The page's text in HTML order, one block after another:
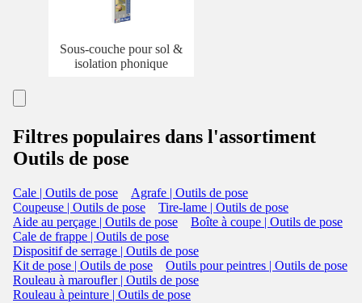
Sous-couche pour sol &
isolation phonique
Filtres populaires dans l'assortiment
Outils de pose
Cale | Outils de pose
Agrafe | Outils de pose
Coupeuse | Outils de pose
Tire-lame | Outils de pose
Aide au perçage | Outils de pose
Boîte à coupe | Outils de pose
Cale de frappe | Outils de pose
Dispositif de serrage | Outils de pose
Kit de pose | Outils de pose
Outils pour peintres | Outils de pose
Rouleau à maroufler | Outils de pose
Rouleau à peinture | Outils de pose